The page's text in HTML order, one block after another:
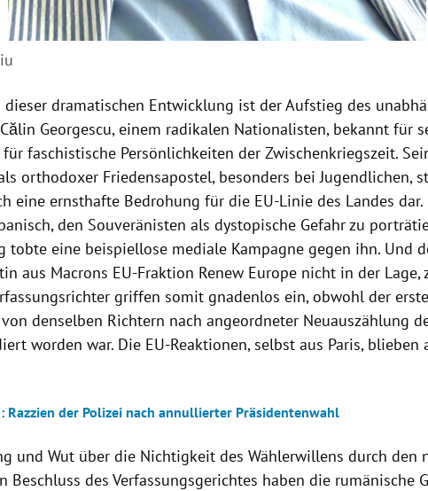
dramatischen Entwicklung ist der Aufstieg des
Georgescu, einem radikalen Nationalisten, bekannt für
faschistische Persönlichkeiten der Zwischenkriegszeit.
orthodoxer Friedensapostel, besonders bei Jugendlichen,
eine ernsthafte Bedrohung für die EU-Linie des Landes dar.
den Souveränisten als dystopische Gefahr zu
tobte eine beispiellose mediale Kampagne gegen ihn. Und
aus Macrons EU-Fraktion Renew Europe nicht in der Lage,
griffen somit gnadenlos ein, obwohl der
denselben Richtern nach angeordneter Neuauszählung
worden war. Die EU-Reaktionen, selbst aus Paris, blieben
Razzien der Polizei nach annullierter Präsidentenwahl
und Wut über die Nichtigkeit des Wählerwillens durch den
Beschluss des Verfassungsgerichtes haben die rumänische